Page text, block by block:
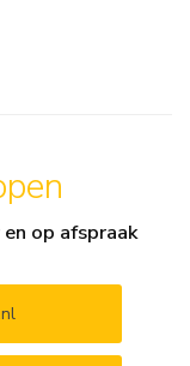
op afspraak